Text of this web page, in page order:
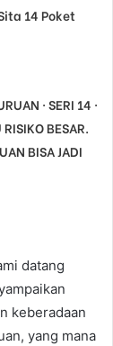
14 Poket
· SERI 14 ·
BESAR.
BISA JADI
datang
keberadaan
yang mana